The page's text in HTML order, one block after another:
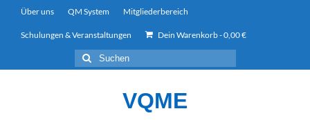
Über uns QM System Mitgliederbereich
Schulungen & Veranstaltungen Dein Warenkorb-0,00€
Suchen
nach:
VQME